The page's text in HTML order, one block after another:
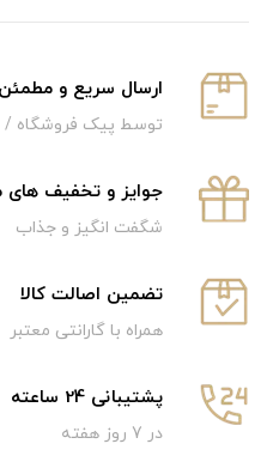
ارسال سریع و‌ مطمئن
توسط پیک فروشگاه
جوایز و تخفیف های
شگفت انگیز و جذاب
تضمین اصالت کالا
همراه با گارانتی معتبر
پشتیبانی 24 ساعته
در 7 روز هفته